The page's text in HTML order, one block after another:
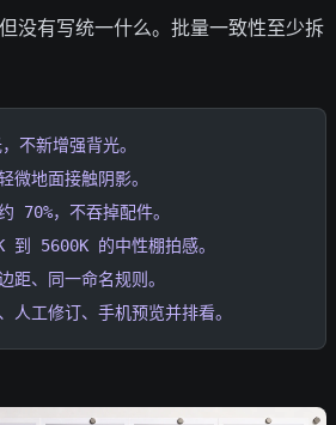
没有写统一什么。批量一致性至少拆
不新增强背光。
微地面接触阴影。
70%，不吞掉配件。
到 5600K 的中性棚拍感。
距、同一命名规则。
人工修订、手机预览并排看。